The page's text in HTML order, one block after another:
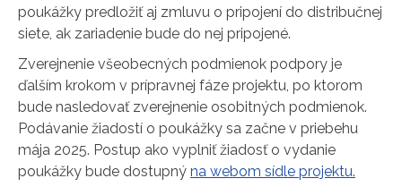
poukážky predložiť aj zmluvu o pripojení do distribučnej
siete, ak zariadenie bude do nej pripojené.
Zverejnenie všeobecných podmienok podpory je
ďalším krokom v prípravnej fáze projektu, po ktorom
bude nasledovať zverejnenie osobitných podmienok.
Podávanie žiadostí o poukážky sa začne v priebehu
mája 2025. Postup ako vyplniť žiadosť o vydanie
poukážky bude dostupný na webom sídle projektu.